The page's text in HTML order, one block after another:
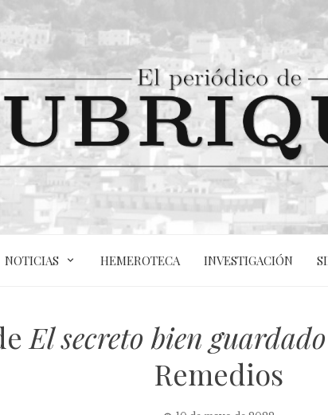
NOTICIAS HEMEROTECA INVESTIGACIÓN
El secreto bien guardado
Remedios